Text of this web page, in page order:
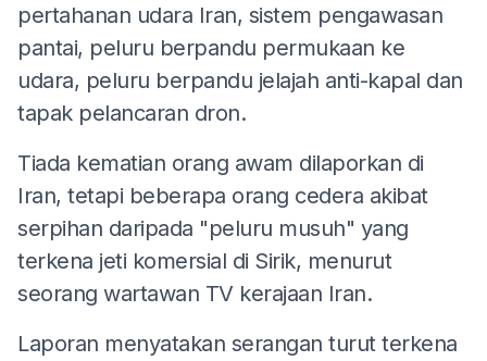
pertahanan udara Iran, sistem pengawasan
pantai, peluru berpandu permukaan ke
udara, peluru berpandu jelajah anti-kapal dan
tapak pelancaran dron.
Tiada kematian orang awam dilaporkan di
Iran, tetapi beberapa orang cedera akibat
serpihan daripada "peluru musuh" yang
terkena jeti komersial di Sirik, menurut
seorang wartawan TV kerajaan Iran.
Laporan menyatakan serangan turut terkena